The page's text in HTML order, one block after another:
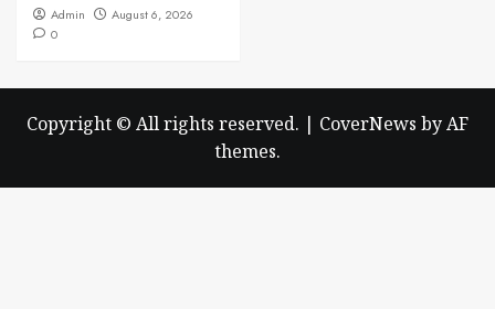
Admin
August 6, 2026
0
Copyright © All rights reserved. | CoverNews by AF
themes.